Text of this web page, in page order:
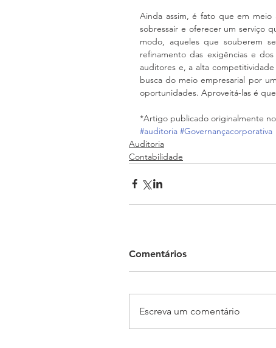
Ainda assim, é fato que em meio
sobressair e oferecer um serviço
modo, aqueles que souberem
refinamento das exigências e
auditores e, a alta
busca do meio empresarial por
oportunidades. Aproveitá-las é
*Artigo publicado originalmente
#auditoria #Governançacorporativa
Auditoria
Contabilidade
Comentários
Escreva um comentário